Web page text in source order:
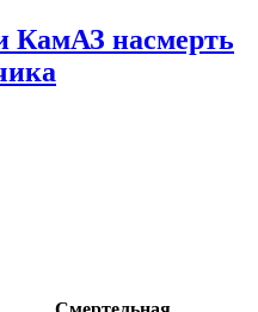
КамАЗ насмерть